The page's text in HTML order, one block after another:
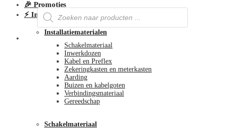
Producten
zoeken
🎉 Promoties
⚡ Installatiematerialen
Installatiematerialen
Schakelmateriaal
Inwerkdozen
Kabel en Preflex
Zekeringkasten en meterkasten
Aarding
Buizen en kabelgoten
Verbindingsmateriaal
Gereedschap
Schakelmateriaal